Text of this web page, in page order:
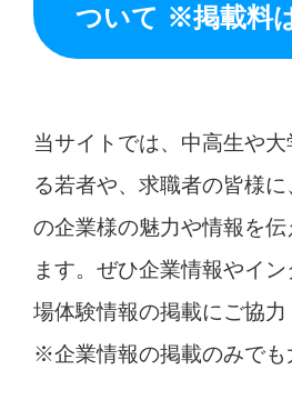
ついて ※掲載料
当サイトでは、中高生や
る若者や、求職者の皆様に
の企業様の魅力や情報を
ます。ぜひ企業情報やイ
場体験情報の掲載にご協力
※企業情報の掲載のみでも